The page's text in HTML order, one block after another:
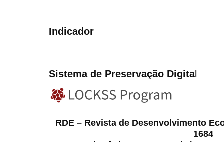
Indicador
Sistema de Preservação Digital
RDE – Revista de Desenvolvimento
1684